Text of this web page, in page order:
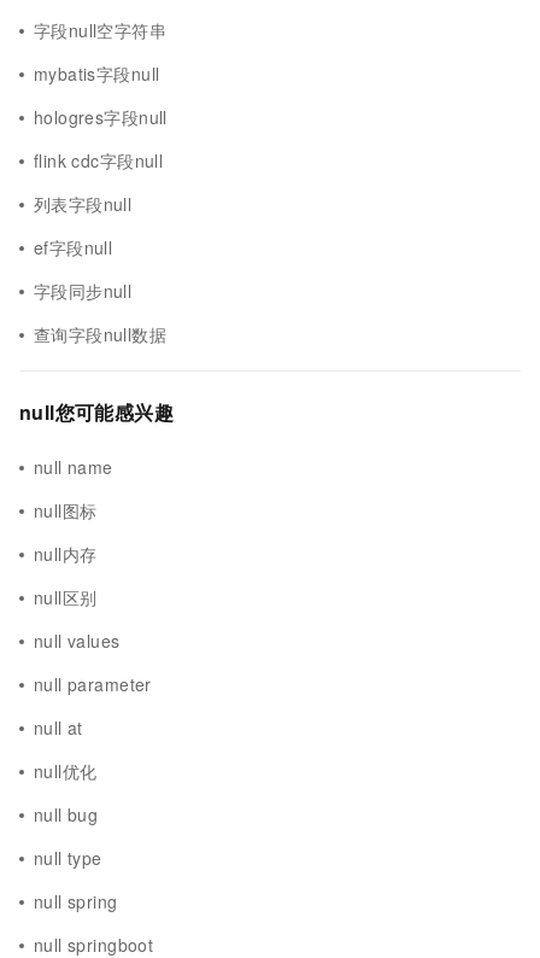
字段null空字符串
mybatis字段null
hologres字段null
flink cdc字段null
列表字段null
ef字段null
字段同步null
查询字段null数据
null您可能感兴趣
null name
null图标
null内存
null区别
null values
null parameter
null at
null优化
null bug
null type
null spring
null springboot